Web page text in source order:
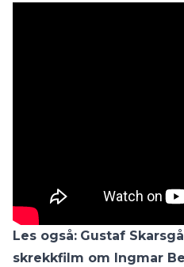
Les også: Gustaf
skrekkfilm om Ingmar